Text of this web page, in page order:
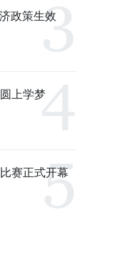
政策生效
上学梦
赛正式开幕